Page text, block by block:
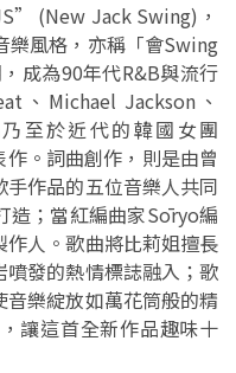
(New Jack Swing)，
樂風格，亦稱「會Swing
成為90年代R&B與流行
、Michael Jackson、
至於近代的韓國女團
。詞曲創作，則是由曾
作品的五位音樂人共同
造；當紅編曲家Sōryo編
人。歌曲將比莉姐擅長
發的熱情標誌融入；歌
樂綻放如萬花筒般的精
讓這首全新作品趣味十